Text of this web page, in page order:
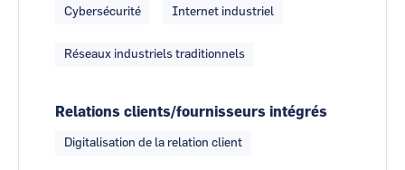
Cybersécurité Internet industriel
Réseaux industriels traditionnels
Relations clients/fournisseurs intégrés
Digitalisation de la relation client